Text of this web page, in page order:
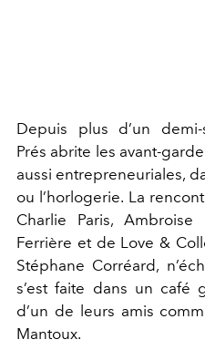
Depuis plus d’un demi-
Prés abrite les avant-
aussi entrepreneuriales,
ou l’horlogerie. La
Charlie Paris,
Ferrière et de Love &
Stéphane Corréard,
s’est faite dans un café
d’un de leurs amis
Mantoux.